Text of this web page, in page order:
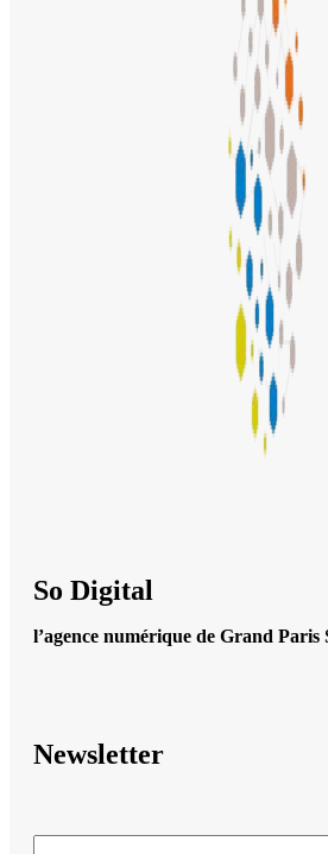
So Digital
l’agence numérique de Grand Paris
Newsletter